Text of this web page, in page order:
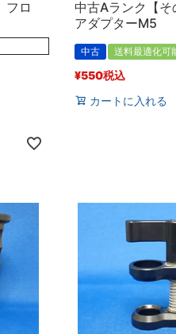
フロ
中古Aランク【
アダプターM5
中古 送料最適化可
¥550税込
カートに入れる